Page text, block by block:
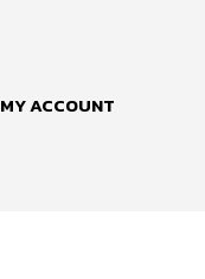
MY ACCOUNT